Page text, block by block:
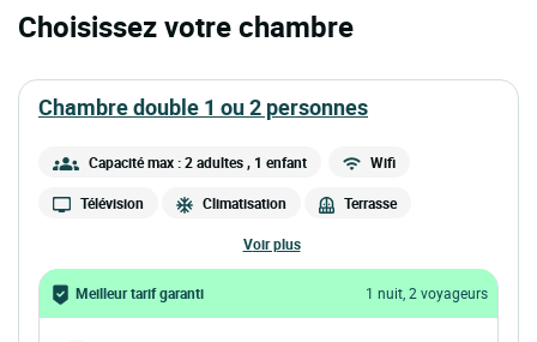
Choisissez votre chambre
chambre double 1 ou 2 personnes
Capacité max : 2 adultes, 1 enfant Wifi
Télévision Climatisation Terrasse
voir plus
Meilleur tarif garanti 1 nuit, 2 voyageurs